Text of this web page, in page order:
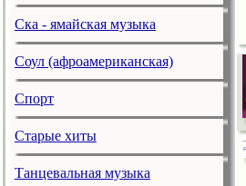
Ска - ямайская музыка
Соул (афроамериканская)
Спорт
Старые хиты
Танцевальная музыка